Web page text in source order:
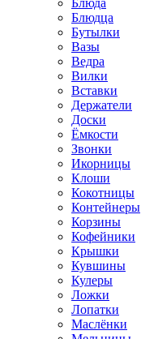
Блюда
Блюдца
Бутылки
Вазы
Ведра
Вилки
Вставки
Держатели
Доски
Ёмкости
Звонки
Икорницы
Клоши
Кокотницы
Контейнеры
Корзины
Кофейники
Крышки
Кувшины
Кулеры
Ложки
Лопатки
Маслёнки